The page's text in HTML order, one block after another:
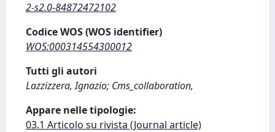
2-s2.0-84872472102
Codice WOS (WOS identifier)
WOS:000314554300012
Tutti gli autori
Lazzizzera, Ignazio; Cms_collaboration,
Appare nelle tipologie:
03.1 Articolo su rivista (Journal article)